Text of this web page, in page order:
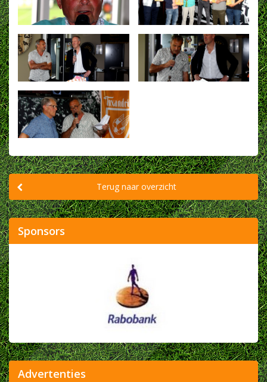
Terug naar overzicht
Sponsors
Advertenties